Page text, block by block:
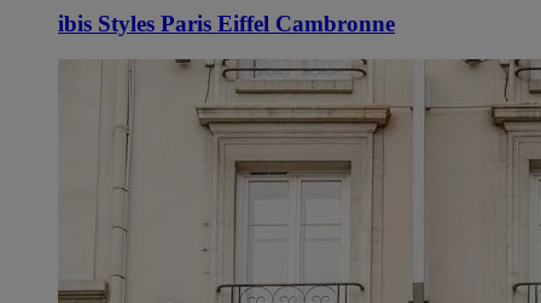
ibis Styles Paris Eiffel Cambronne